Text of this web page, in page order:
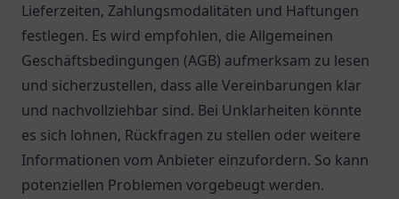
Lieferzeiten, Zahlungsmodalitäten und Haftungen
festlegen. Es wird empfohlen, die Allgemeinen
Geschäftsbedingungen (AGB) aufmerksam zu lesen
und sicherzustellen, dass alle Vereinbarungen klar
und nachvollziehbar sind. Bei Unklarheiten könnte
es sich lohnen, Rückfragen zu stellen oder weitere
Informationen vom Anbieter einzufordern. So kann
potenziellen Problemen vorgebeugt werden.